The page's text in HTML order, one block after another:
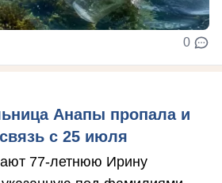
0
Анапы пропала и
с 25 июля
77-летнюю Ирину